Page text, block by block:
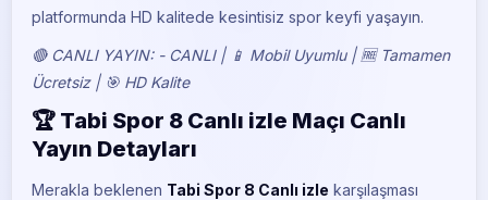
platformunda HD kalitede kesintisiz spor keyfi yaşayın.
🔴 CANLI YAYIN: - CANLI | 📱 Mobil Uyumlu | 🆓 Tamamen
Ücretsiz | 🎯 HD Kalite
🏆 Tabi Spor 8 Canlı izle Maçı Canlı
Yayın Detayları
Merakla beklenen Tabi Spor 8 Canlı izle karşılaşması